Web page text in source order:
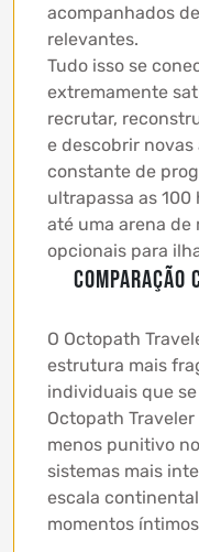
acompanhados
relevantes.
Tudo isso se
extremamente
recrutar,
e descobrir novas
constante de
ultrapassa as 100
até uma arena de
opcionais para
Comparação
O Octopath
estrutura mais
individuais que
Octopath
menos punitivo
sistemas mais
escala
momentos